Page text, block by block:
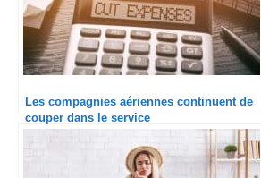
Les compagnies aériennes continuent de
couper dans le service